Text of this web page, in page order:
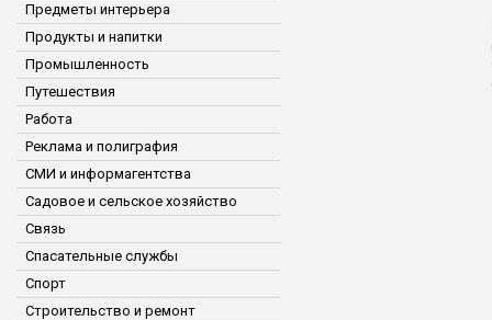
Предметы интерьера
Продукты и напитки
Промышленность
Путешествия
Работа
Реклама и полиграфия
СМИ и информагентства
Садовое и сельское хозяйство
Связь
Спасательные службы
Спорт
Строительство и ремонт